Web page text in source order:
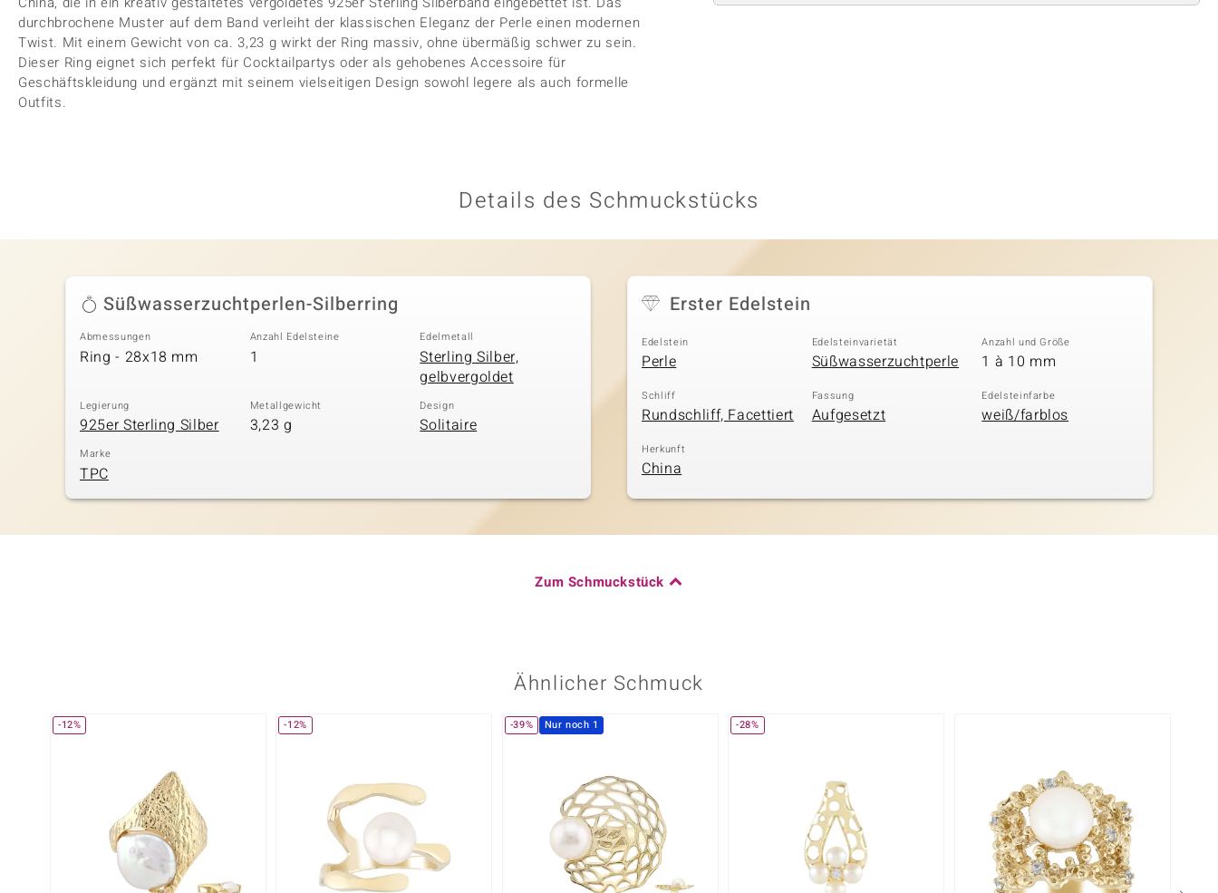
durchbrochene Muster auf dem Band verleiht der klassischen Eleganz der Perle einen modernen
Twist. Mit einem Gewicht von ca. 3,23 g wirkt der Ring massiv, ohne übermäßig schwer zu sein.
Dieser Ring eignet sich perfekt für Cocktailpartys oder als gehobenes Accessoire für
Geschäftskleidung und ergänzt mit seinem vielseitigen Design sowohl legere als auch formelle
Outfits.
Details des Schmuckstücks
Süßwasserzuchtperlen-Silberring
Abmessungen
Ring - 28x18 mm
Anzahl Edelsteine
1
Edelmetall
Sterling Silber,
gelbvergoldet
Legierung
925er Sterling Silber
Metallgewicht
3,23 g
Design
Solitaire
Marke
TPC
Erster Edelstein
Edelstein
Perle
Edelsteinvarietät
Süßwasserzuchtperle
Anzahl und Größe
1 à 10 mm
Schliff
Rundschliff, Facettiert
Fassung
Aufgesetzt
Edelsteinfarbe
weiß/farblos
Herkunft
China
Zum Schmuckstück
Ähnlicher Schmuck
-12% -12% -39% Nur noch 1 -28%